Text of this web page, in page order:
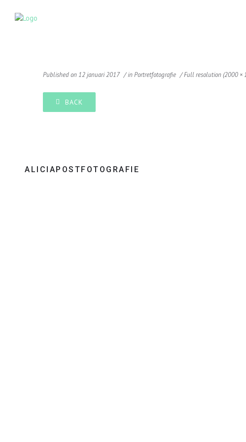
Published on 12 januari 2017 inPortretfotografie Full resolution (2000 ×
BACK
ALICIAPOSTFOTOGRAFIE